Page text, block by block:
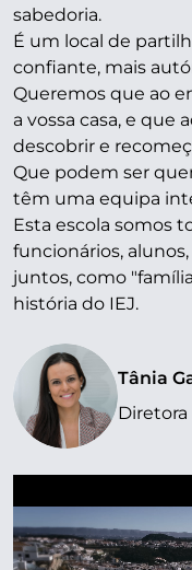
sabedoria.
É um local de
confiante, mais
Queremos que ao
a vossa casa, e que
descobrir e
Que podem ser
têm uma equipa
Esta escola somos
funcionários,
juntos, como
história do IEJ.
Tânia